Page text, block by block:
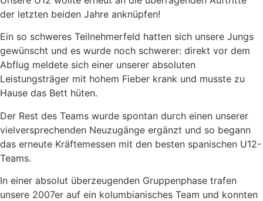
der letzten beiden Jahre anknüpfen!
Ein so schweres Teilnehmerfeld hatten sich unsere Jungs
gewünscht und es wurde noch schwerer: direkt vor dem
Abflug meldete sich einer unserer absoluten
Leistungsträger mit hohem Fieber krank und musste zu
Hause das Bett hüten.
Der Rest des Teams wurde spontan durch einen unserer
vielversprechenden Neuzugänge ergänzt und so begann
das erneute Kräftemessen mit den besten spanischen U12-
Teams.
In einer absolut überzeugenden Gruppenphase trafen
unsere 2007er auf ein kolumbianisches Team und konnten